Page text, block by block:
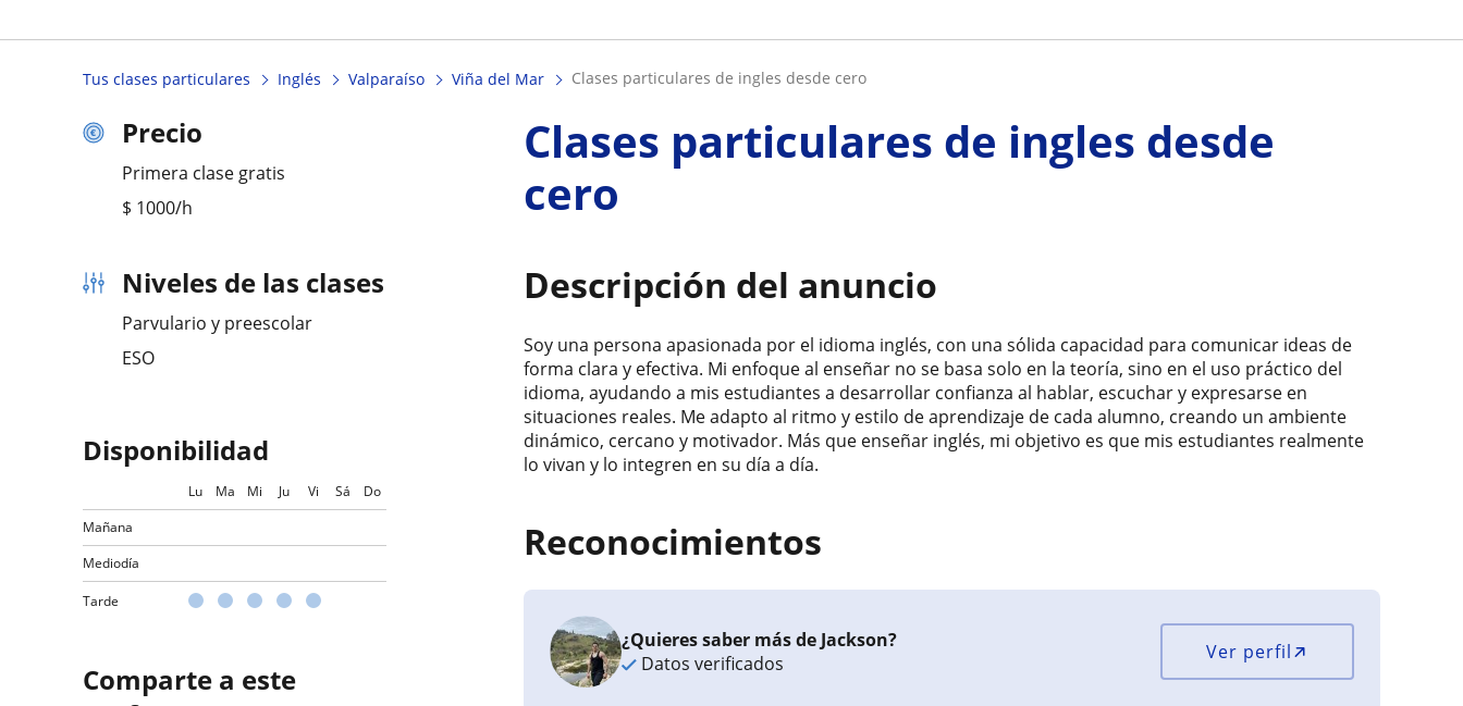
Tus clases particulares Inglés Valparaíso Viña del Mar clases particulares de ingles desde cero
Precio
Primera clase gratis
$ 1000/h
Niveles de las clases
Parvulario y preescolar
ESO
Disponibilidad
Lu Ma Mi Ju Vi Sá
Do
Mañana
Mediodía
Tarde
Comparte a este
Clases particulares de ingles desde
cero
Descripción del anuncio
Soy una persona apasionada por el idioma inglés, con una sólida capacidad para comunicar ideas de
forma clara y efectiva. Mi enfoque al enseñar no se basa solo en la teoría, sino en el uso práctico del
idioma, ayudando a mis estudiantes a desarrollar confianza al hablar, escuchar y expresarse en
situaciones reales. Me adapto al ritmo y estilo de aprendizaje de cada alumno, creando un ambiente
dinámico, cercano y motivador. Más que enseñar inglés, mi objetivo es que mis estudiantes realmente
lo vivan y lo integren en su día a día.
Reconocimientos
¿Quieres saber más de Jackson?
Datos verificados
Ver perfil